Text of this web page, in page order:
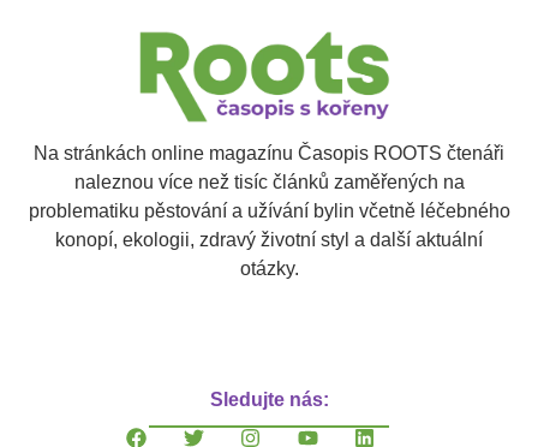
Na stránkách online magazínu Časopis ROOTS čtenáři
naleznou více než tisíc článků zaměřených na
problematiku pěstování a užívání bylin včetně léčebného
konopí, ekologii, zdravý životní styl a další aktuální
otázky.
Sledujte nás: